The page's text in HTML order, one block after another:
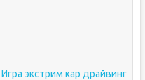
Игра экстрим кар драйвинг